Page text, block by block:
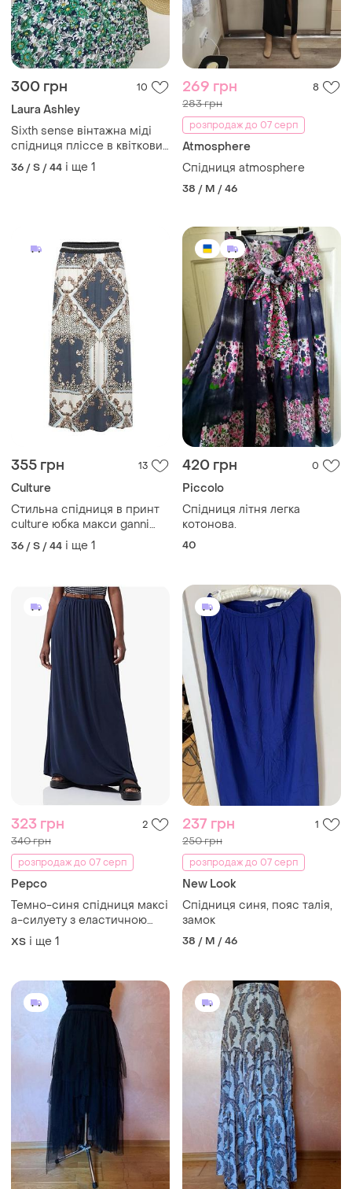
300 грн 10
Laura Ashley
Sixth sense вінтажна міді
спідниця пліссе в квітковий
принт розмір s m l в стилі
laura ashley
36 / S / 44 і ще 1
269 грн 8
283 грн
розпродаж до 07 серп
Atmosphere
Спідниця atmosphere
38 / M / 46
355 грн 13
Culture
Стильна спідниця в принт
culture юбка макси ganni
beck vila
36 / S / 44 і ще 1
420 грн 0
Piccolo
Спідниця літня легка
котонова.
40
323 грн 2
340 грн
розпродаж до 07 серп
Pepco
Темно-синя спідниця максі
а-силуету з еластичною
талією
ХS і ще 1
237 грн 1
250 грн
розпродаж до 07 серп
New Look
Спідниця синя, пояс талія,
замок
38 / M / 46